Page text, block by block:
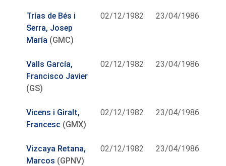
Trías de Bés i
Serra, Josep
María (GMC)
02/12/1982 23/04/1986
Valls García,
Francisco Javier
(GS)
02/12/1982 23/04/1986
Vicens i Giralt,
Francesc (GMX)
02/12/1982 23/04/1986
Vizcaya Retana,
Marcos (GPNV)
02/12/1982 23/04/1986